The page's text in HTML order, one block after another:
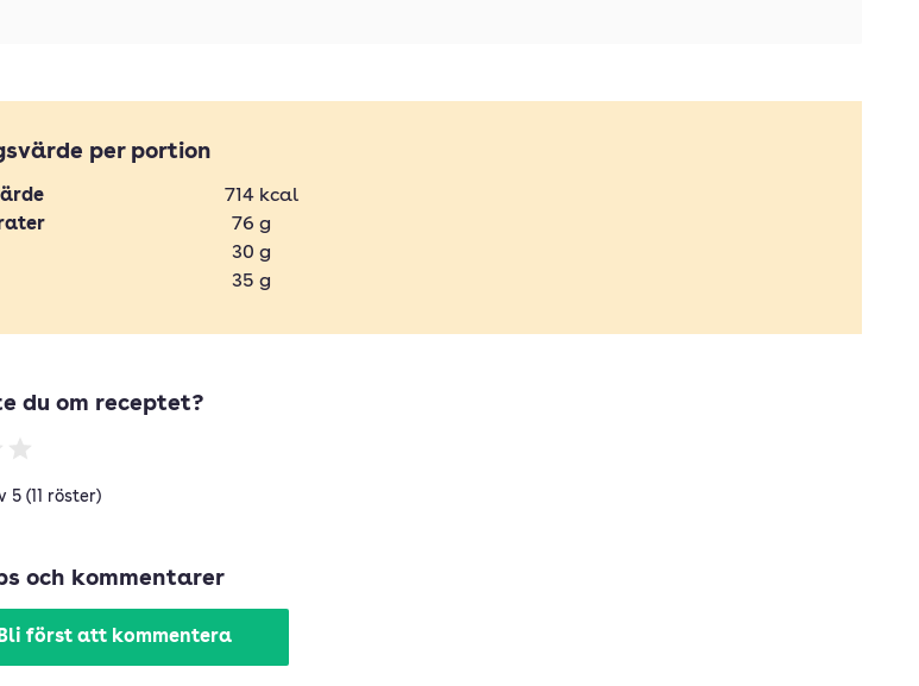
per portion
714 kcal
76 g
30 g
35 g
du om receptet?
5 (11 röster)
och kommentarer
Bli först att kommentera